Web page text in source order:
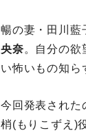
暢の妻・田川藍
央奈。自分の欲
い怖いもの知ら
今回発表された
梢(もりこずえ)